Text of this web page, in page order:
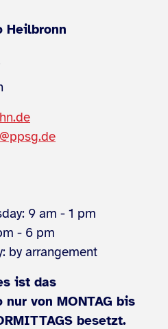
Heilbronn
9 am - 1 pm
- 6 pm
by arrangement
ist das
von MONTAG bis
besetzt.